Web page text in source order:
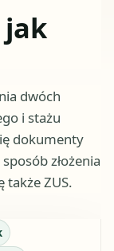
dwóch
i stażu
dokumenty
złożenia
także ZUS.